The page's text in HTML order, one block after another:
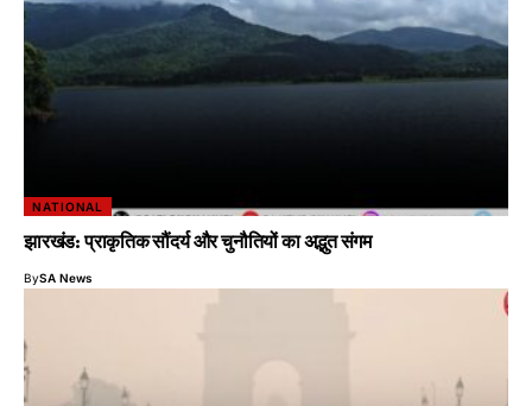
NATIONAL
झारखंड: प्राकृतिक सौंदर्य और चुनौतियों का अद्भुत संगम
BySA News